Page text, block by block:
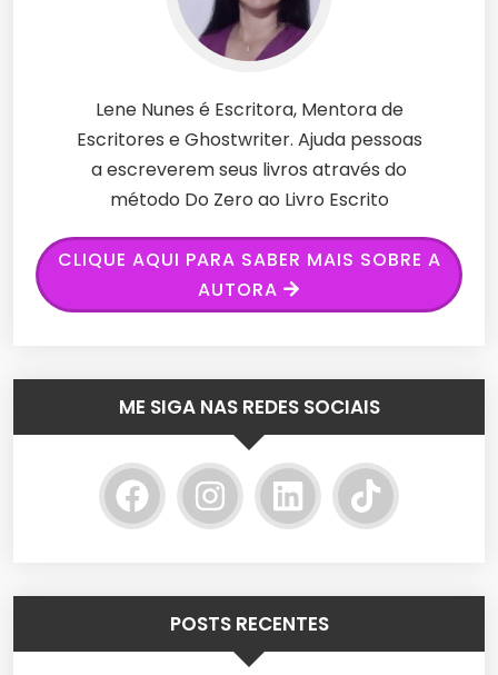
Lene Nunes é Escritora, Mentora de
Escritores e Ghostwriter. Ajuda pessoas
a escreverem seus livros através do
método Do Zero ao Livro Escrito
CLIQUE AQUI PARA SABER MAIS SOBRE A
AUTORA
ME SIGA NAS REDES SOCIAIS
POSTS RECENTES